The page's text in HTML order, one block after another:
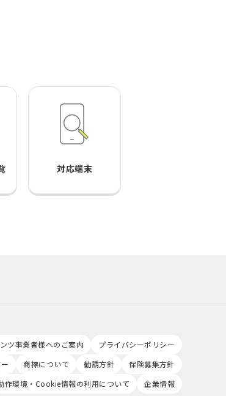
対応端末
ツ事業者様へのご案内
プライバシーポリシー
商標について 勧誘方針
保険募集方針
作環境・Cookie情報の利用について 企業情報